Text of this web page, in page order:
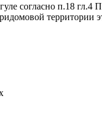
согласно п.18 гл.4